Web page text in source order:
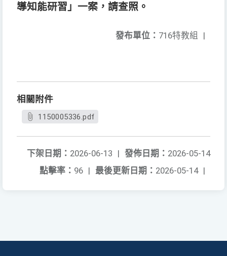
導知能研習」一案，請查照。
發布單位： 716特教組 |
相關附件
1150005336.pdf
發佈日期： 2026-05-14
下架日期： 2026-06-13 |
最後更新日期： 2026-05-14 |
點擊率： 96 |